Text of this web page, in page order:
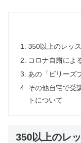
350以上のレッ
コロナ自粛によ
あの「ビリーズ
その他自宅で受
トについて
350以上のレ